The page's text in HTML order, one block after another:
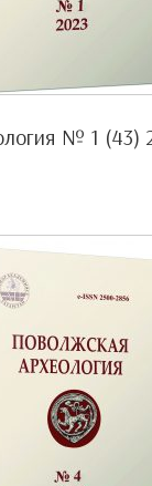
№ 1 (43)